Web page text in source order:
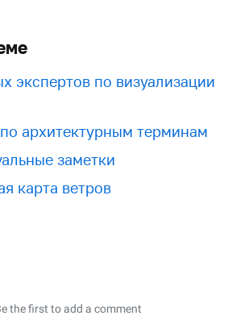
экспертов по визуализации
архитектурным терминам
заметки
карта ветров